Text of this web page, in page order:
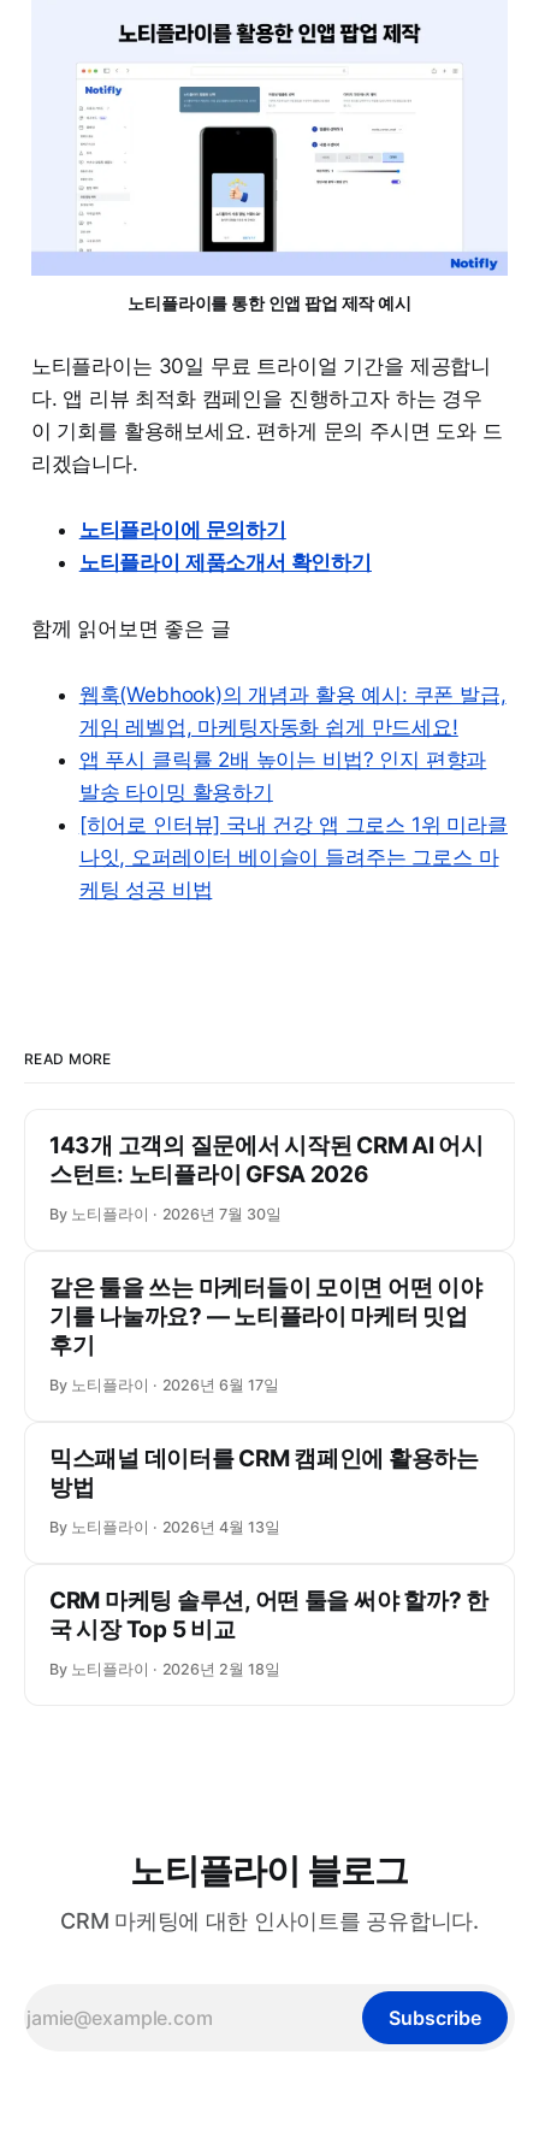
노티플라이를 통한 인앱 팝업 제작 예시
노티플라이는 30일 무료 트라이얼 기간을 제공합니
다. 앱 리뷰 최적화 캠페인을 진행하고자 하는 경우
이 기회를 활용해보세요. 편하게 문의 주시면 도와 드
리겠습니다.
노티플라이에 문의하기
노티플라이 제품소개서 확인하기
함께 읽어보면 좋은 글
웹훅(Webhook)의 개념과 활용 예시: 쿠폰 발급,
게임 레벨업, 마케팅자동화 쉽게 만드세요!
앱 푸시 클릭률 2배 높이는 비법? 인지 편향과
발송 타이밍 활용하기
[히어로 인터뷰] 국내 건강 앱 그로스 1위 미라클
나잇, 오퍼레이터 베이슬이 들려주는 그로스 마
케팅 성공 비법
READ MORE
143개 고객의 질문에서 시작된 CRM AI 어시
스턴트: 노티플라이 GFSA 2026
By 노티플라이 2026년 7월 30일
같은 툴을 쓰는 마케터들이 모이면 어떤 이야
기를 나눌까요? ― 노티플라이 마케터 밋업
후기
By 노티플라이 2026년 6월 17일
믹스패널 데이터를 CRM 캠페인에 활용하는
방법
By 노티플라이 2026년 4월 13일
CRM 마케팅 솔루션, 어떤 툴을 써야 할까? 한
국 시장 Top 5 비교
By 노티플라이 2026년 2월 18일
노티플라이 블로그
CRM 마케팅에 대한 인사이트를 공유합니다.
Subscribe